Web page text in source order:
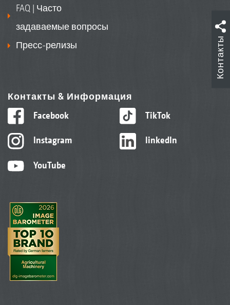
FAQ | Часто
задаваемые вопросы
Пресс-релизы
Контакты & Информация
Facebook
Instagram
YouTube
TikTok
linkedIn
Контакты